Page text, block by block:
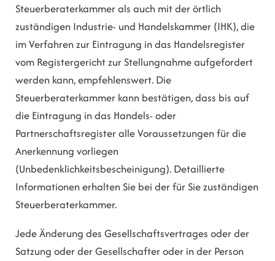
Steuerberaterkammer als auch mit der örtlich
zuständigen Industrie- und Handelskammer (IHK), die
im Verfahren zur Eintragung in das Handelsregister
vom Registergericht zur Stellungnahme aufgefordert
werden kann, empfehlenswert. Die
Steuerberaterkammer kann bestätigen, dass bis auf
die Eintragung in das Handels- oder
Partnerschaftsregister alle Voraussetzungen für die
Anerkennung vorliegen
(Unbedenklichkeitsbescheinigung). Detaillierte
Informationen erhalten Sie bei der für Sie zuständigen
Steuerberaterkammer.
Jede Änderung des Gesellschaftsvertrages oder der
Satzung oder der Gesellschafter oder in der Person